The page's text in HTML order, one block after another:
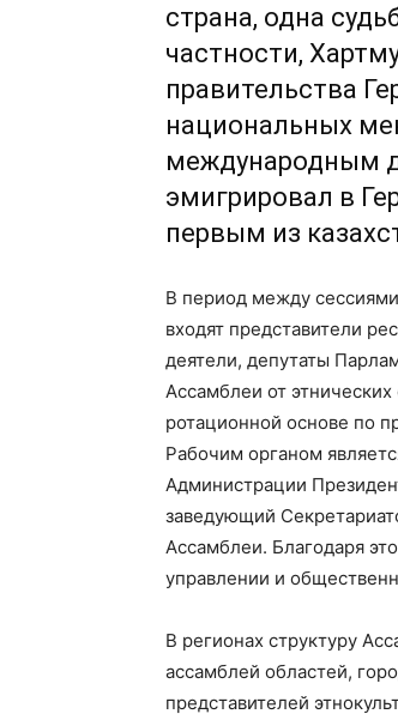
страна, одна
частности,
правительства
национальных
международным
эмигрировал в
первым из
В период между
входят представители
деятели, депутаты
Ассамблеи от
ротационной основе по
Рабочим органом
Администрации
заведующий
Ассамблеи. Благодаря
управлении и
В регионах структуру
ассамблей областей,
представителей